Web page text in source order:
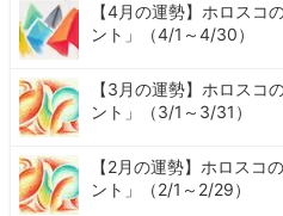
【4月の運勢】ホロスコ
ント」（4/1～4/30）
【3月の運勢】ホロスコ
ント」（3/1～3/31）
【2月の運勢】ホロスコ
ント」（2/1～2/29）